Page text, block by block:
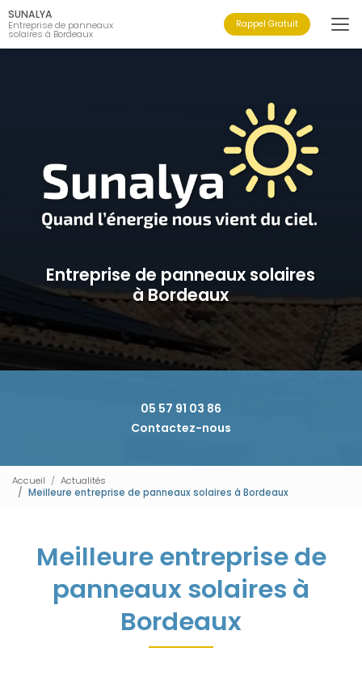
Aller
au
contenu
principal
SUNALYA
Entreprise de panneaux
solaires à Bordeaux
Rappel Gratuit
Entreprise de panneaux solaires
à Bordeaux
05 57 91 03 86
Contactez-nous
Accueil
Actualités
Meilleure entreprise de panneaux solaires à Bordeaux
Meilleure entreprise de
panneaux solaires à
Bordeaux